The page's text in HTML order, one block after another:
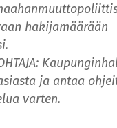
hakijamäärään
ja antaa
varten.